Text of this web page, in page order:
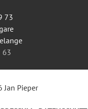
73
63
Pieper